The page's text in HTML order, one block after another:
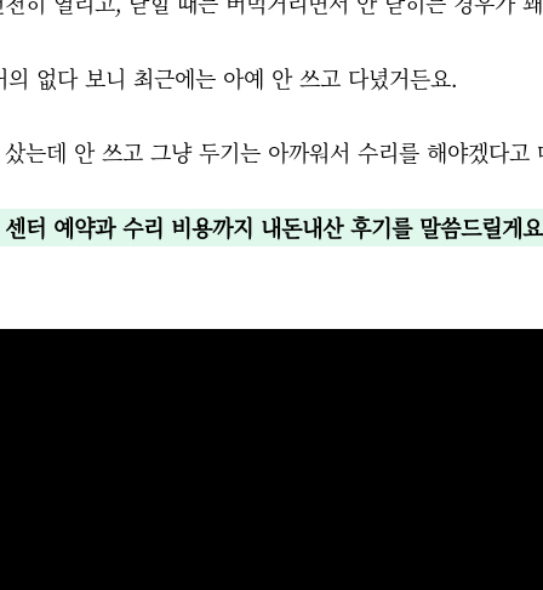
없다 보니 최근에는 아예 안 쓰고 다녔거든요.
는데 안 쓰고 그냥 두기는 아까워서 수리를 해야겠다고
터 예약과 수리 비용까지 내돈내산 후기를 말씀드릴게